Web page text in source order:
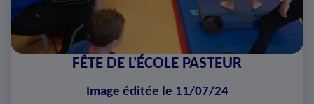
FÊTE DE L'ÉCOLE PASTEUR
Image éditée le 11/07/24